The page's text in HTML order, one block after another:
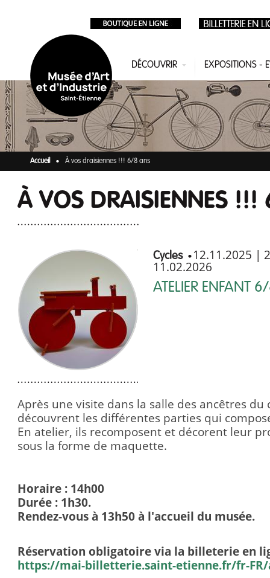
DÉCOUVRIR EXPOSITIONS -
Accueil À vos draisiennes !!! 6/8 ans
À VOS DRAISIENNES
Cycles 12.11.2025 |
11.02.2026
ATELIER ENFANT
Après une visite dans la salle des ancêtres du
découvrent les différentes parties qui
En atelier, ils recomposent et décorent leur
sous la forme de maquette.
Horaire : 14h00
Durée : 1h30.
Rendez-vous à 13h50 à l'accueil du musée.
Réservation obligatoire via la billeterie en
https://mai-billetterie.saint-etienne.fr/fr-